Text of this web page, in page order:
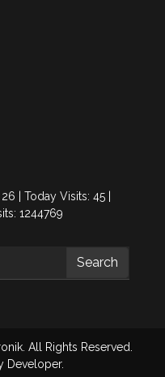
| Today Visits: 45 |
1244769
All Rights Reserved.
Developer.